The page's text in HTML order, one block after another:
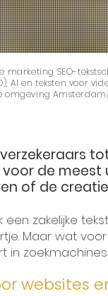
marketing SEO-
AI en teksten voor
omgeving
de
of de
een zakelijke
Maar wat
zoekmachines
websites